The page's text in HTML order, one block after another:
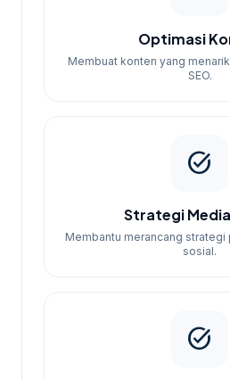
Optimasi
Membuat konten yang
SEO.
task_alt
Strategi
Membantu merancang strategi
sosial.
task_alt